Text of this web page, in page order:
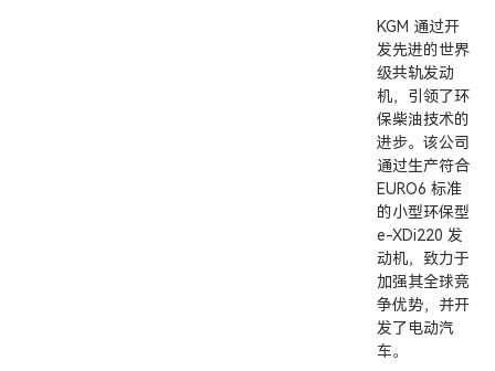
KGM 通过开
发先进的世界
级共轨发动
机，引领了环
保柴油技术的
进步。该公司
通过生产符合
EURO6 标准
的小型环保型
e-XDi220 发
动机，致力于
加强其全球竞
争优势，并开
发了电动汽
车。